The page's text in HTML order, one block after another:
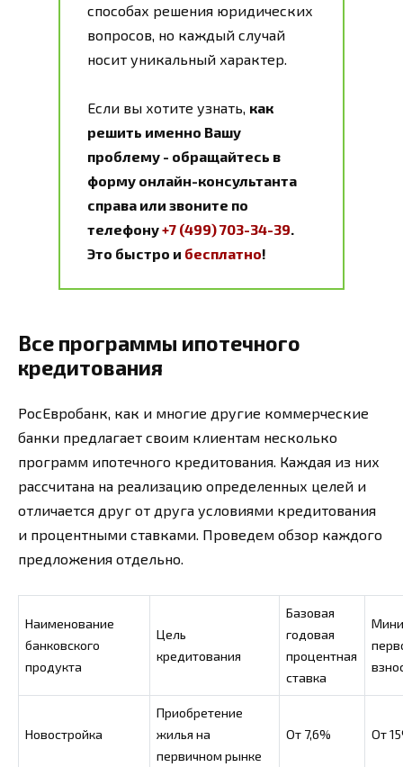
способах решения юридических
вопросов, но каждый случай
носит уникальный характер.
Если вы хотите узнать, как
решить именно Вашу
проблему - обращайтесь в
форму онлайн-консультанта
справа или звоните по
телефону+7 (499) 703-34-39.
Это быстро и бесплатно!
Все программы ипотечного
кредитования
РосЕвробанк, как и многие другие коммерческие
банки предлагает своим клиентам несколько
программ ипотечного кредитования. Каждая из них
рассчитана на реализацию определенных целей и
отличается друг от друга условиями кредитования
и процентными ставками. Проведем обзор каждого
предложения отдельно.
Наименование
банковского
продукта
Цель
кредитования
Базовая
годовая
процентная
ставка
Новостройка
Приобретение
жилья на
первичном рынке
От 7,6% От